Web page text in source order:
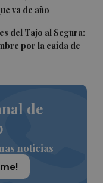
va de año
del Tajo al Segura:
por la caída de
de
noticias